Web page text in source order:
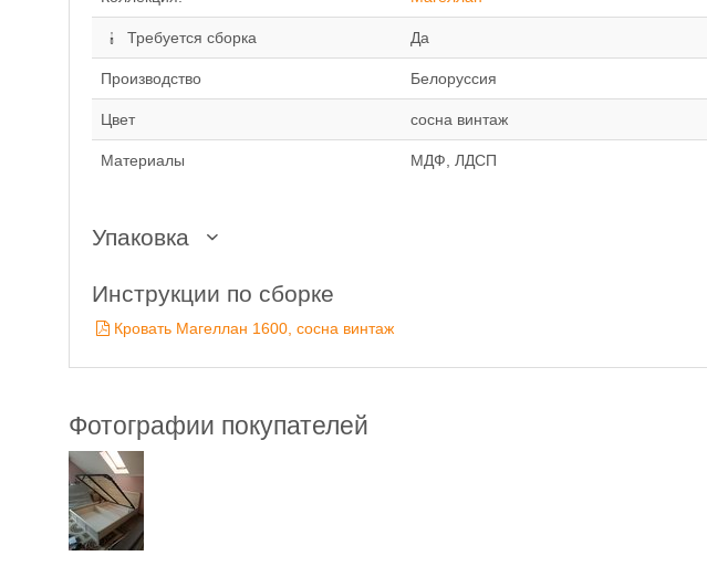
Требуется сборка Да
Производство Белоруссия
Цвет сосна винтаж
Материалы МДФ, ЛДСП
Упаковка
Инструкции по сборке
Кровать Магеллан 1600, сосна винтаж
Фотографии покупателей